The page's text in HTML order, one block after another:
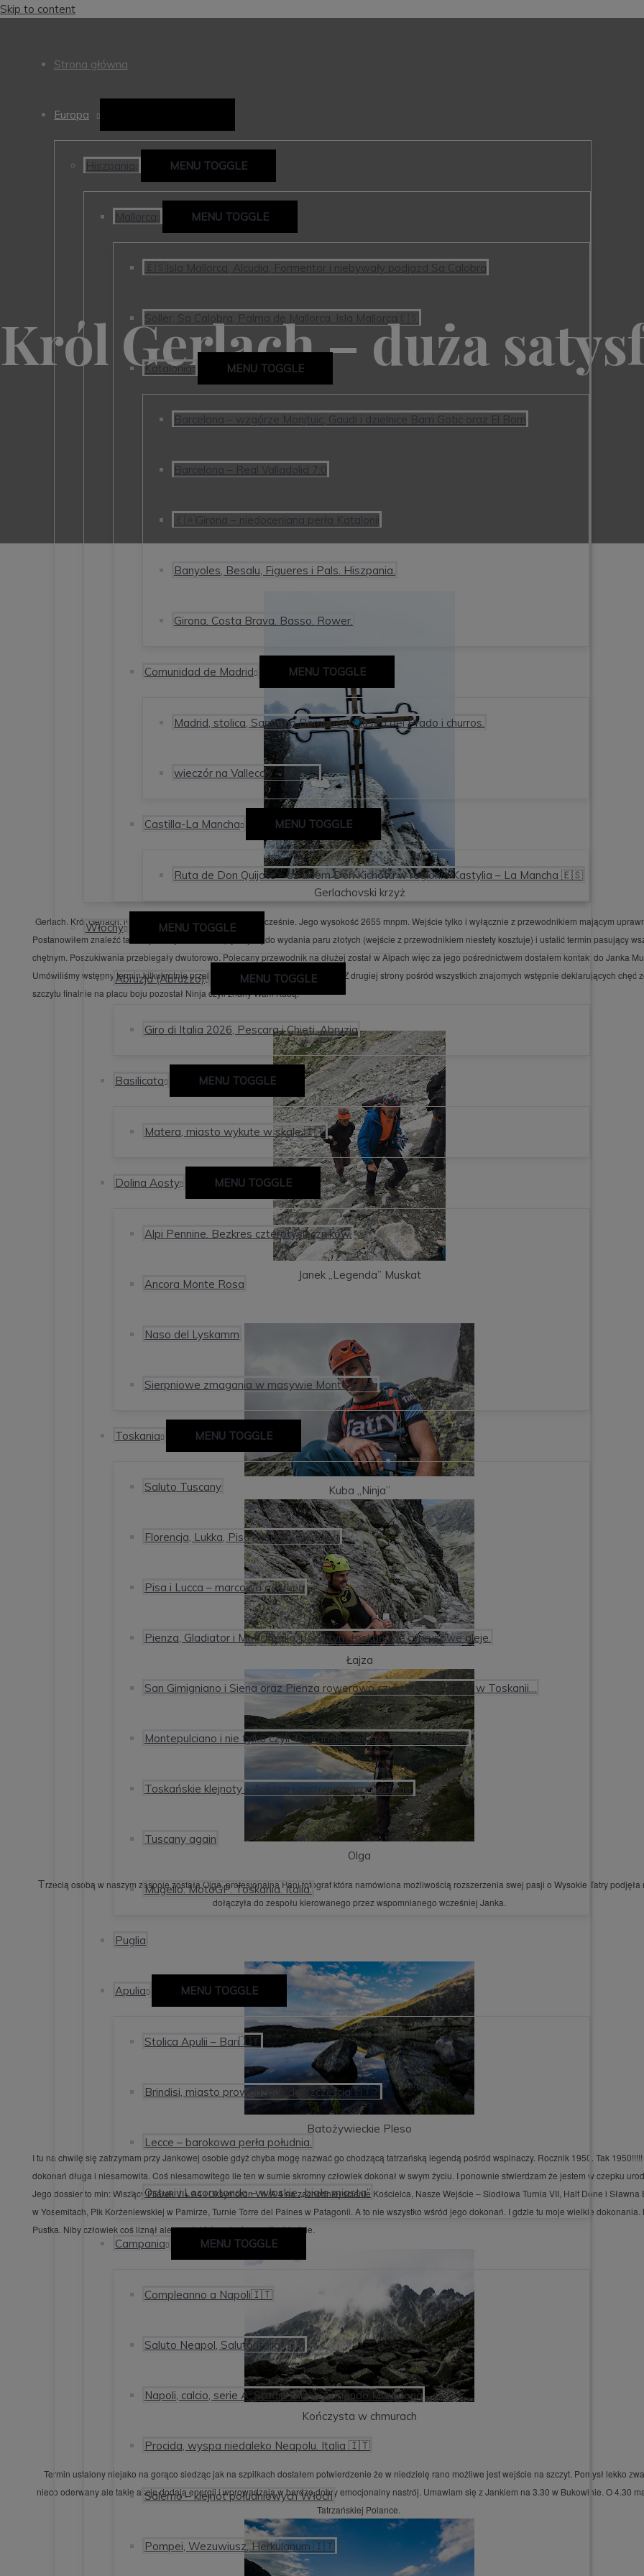
Skip to content
Strona główna
Europa
Hiszpania MENU TOGGLE
Mallorca MENU TOGGLE
🇪🇸Isla Mallorca, Alcudia, Formentor i niebywały podjazd Sa Calobra
Soller, Sa Calobra, Palma de Mallorca. Isla Mallorca🇪🇸
Katalonia MENU TOGGLE
Barcelona – wzgórze Monjtuic, Gaudi i dzielnice Barri Gotic oraz El Born
Barcelona – Real Valladolid 7:0
🇪🇦Girona – niedoceniana perła Katalonii
Banyoles, Besalu, Figueres i Pals. Hiszpania.
Girona. Costa Brava. Basso. Rower.
Comunidad de Madrid MENU TOGGLE
Madrid, stolica, Santiago Bernabèu, Museo del Prado i churros.
wieczór na Vallecas – Madryt
Castilla-La Mancha MENU TOGGLE
Ruta de Don Quijote – szlakiem Don Kichota w regionie Kastylia – La Mancha 🇪🇸
Włochy MENU TOGGLE
Abruzja (Abruzzo) MENU TOGGLE
Giro di Italia 2026, Pescara i Chieti. Abruzja
Basilicata MENU TOGGLE
Matera, miasto wykute w skale 🇮🇹
Dolina Aosty MENU TOGGLE
Alpi Pennine. Bezkres czterotysięczników.
Ancora Monte Rosa
Naso del Lyskamm
Sierpniowe zmagania w masywie Monte Rosa
Toskania MENU TOGGLE
Saluto Tuscany
Florencja, Lukka, Pisa – jednak niedosyt
Pisa i Lucca – marcowa odsłona
Pienza, Gladiator i Motichciello, poza tym toskańskie cyprysowe aleje.
San Gimigniano i Siena oraz Pienza rowerowo czyli dalej jesteśmy w Toskanii…
Montepulciano i nie tylko czyli Toskańskie wojaże czas rozpocząć
Toskańskie klejnoty – Arezzo i zachwycająca Cortona.
Tuscany again
Mugello. MotoGP. Toskania. Italia.
Puglia
Apulia MENU TOGGLE
Stolica Apulii – Bari🇮🇹
Brindisi, miasto prowadzące do szczęścia🇮🇹?!
Lecce – barokowa perła południa.
Ostuni i Locorotondo – włoskie „białe miasta”
Campania MENU TOGGLE
Compleanno a Napoli🇮🇹
Saluto Neapol, Saluto Italia 🇮🇹
Napoli, calcio, serie A, Stadio Diego Armando Maradona
Procida, wyspa niedaleko Neapolu. Italia 🇮🇹
Salerno – klejnot południowych Włoch
Pompei, Wezuwiusz, Herkulanum 🇮🇹
Król Gerlach – duża
Gerlachovski krzyż
Gerlach. Król Gerlach. Najwyższy szczyt Tatr i Karpat jednocześnie. Jego wysokość 2655 mnpm. Wejście tylko i wyłącznie z przewodnikiem mającym
Postanowiłem znaleźć takową osobę i zebrać ekipę chętną do wydania paru złotych (wejście z przewodnikiem niestety kosztuje) i ustalić termin pasujący
chętnym. Poszukiwania przebiegały dwutorowo. Polecany przewodnik na dłużej został w Alpach więc za jego pośrednictwem dostałem kontakt do Janka
Umówiliśmy wstępny termin kilkukrotnie przekładany przez warunki pogodowe. Z drugiej strony pośród wszystkich znajomych wstępnie deklarujących chęć
szczytu finalnie na placu boju pozostał Ninja czyli znany Wam Kubą.
Janek „Legenda” Muskat
Kuba „Ninja”
Łajza
Olga
Trzecią osobą w naszym zespole została Olga, profesjonalna Pani fotograf która namówiona możliwością rozszerzenia swej pasji o Wysokie Tatry podjęła
dołączyła do zespołu kierowanego przez wspomnianego wcześniej Janka.
Batożywieckie Pleso
I tu na chwilę się zatrzymam przy Jankowej osobie gdyż chyba mogę nazwać go chodzącą tatrzańską legendą pośród wspinaczy. Rocznik 1950. Tak 1950!!!!!
dokonań długa i niesamowita. Coś niesamowitego ile ten w sumie skromny człowiek dokonał w swym życiu. I ponownie stwierdzam że jestem w czepku
Jego dossier to min: Wiszący Filarek VI+ A4 i Oksymoron VII-/A 4 na zachodniej ścianie Kościelca, Nasze Wejście – Siodłowa Turnia VII, Half Done i Sławna
w Yosemitach, Pik Korżeniewskiej w Pamirze, Turnie Torre del Paines w Patagonii. A to nie wszystko wśród jego dokonań. I gdzie tu moje wielkie dokonania.
Pustka. Niby człowiek coś liznął ale przy takiej postaci wszystko blednie.
Kończysta w chmurach
Termin ustalony niejako na gorąco siedząc jak na szpilkach dostałem potwierdzenie że w niedzielę rano możliwe jest wejście na szczyt. Pomysł lekko
nieco oderwany ale takie akcje dodają energii i wprowadzają w bardzo dobry emocjonalny nastrój. Umawiam się z Jankiem na 3.30 w Bukowinie. O 4.30
Tatrzańskiej Polance.